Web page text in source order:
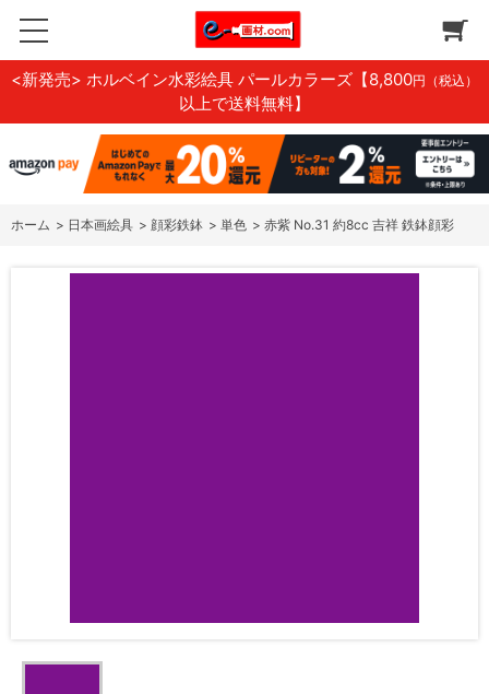
<新発売> ホルベイン水彩絵具 パールカラーズ 【8,800円（税込）
以上で送料無料】
ホーム > 日本画絵具 > 顔彩鉄鉢 > 単色 > 赤紫 No.31 約8cc 吉祥 鉄鉢顔彩